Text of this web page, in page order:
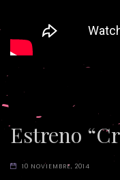
Estreno
10 NOVIEMBRE, 2014